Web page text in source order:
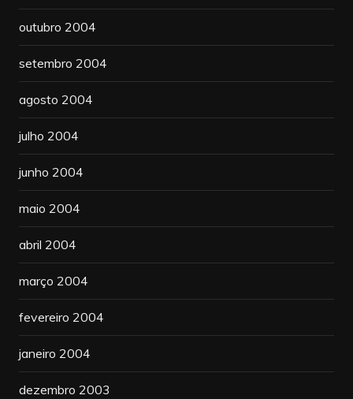
outubro 2004
setembro 2004
agosto 2004
julho 2004
junho 2004
maio 2004
abril 2004
março 2004
fevereiro 2004
janeiro 2004
dezembro 2003